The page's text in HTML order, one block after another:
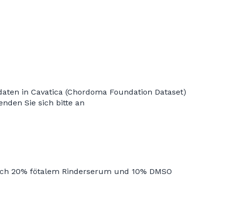
in Cavatica (Chordoma Foundation Dataset)
Sie sich bitte an
20% fötalem Rinderserum und 10% DMSO